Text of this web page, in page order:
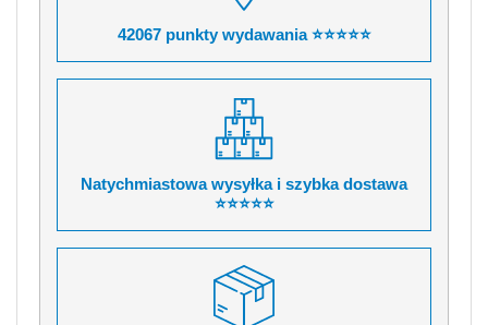
42067 punkty wydawania ⭐⭐⭐⭐⭐
Natychmiastowa wysyłka i szybka dostawa
⭐⭐⭐⭐⭐